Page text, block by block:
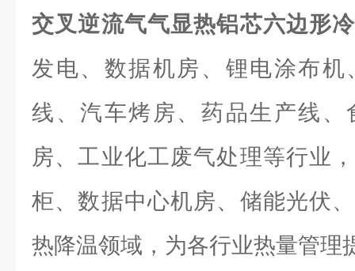
交叉逆流气气显热铝芯六边形
发电、数据机房、锂电涂布
线、汽车烤房、药品生产线、
房、工业化工废气处理等行业
柜、数据中心机房、储能光伏
热降温领域，为各行业热量管理